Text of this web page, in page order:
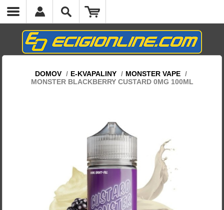
DOMOV / E-KVAPALINY / MONSTER VAPE /
MONSTER BLACKBERRY CUSTARD 0MG 100ML